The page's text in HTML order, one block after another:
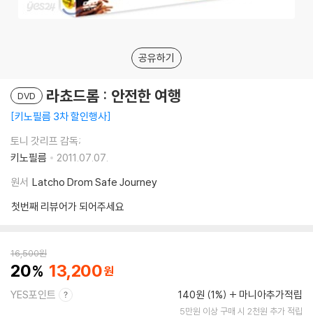
공유하기
DVD 라쵸드롬 : 안전한 여행
키노필름 3차 할인행사
토니 갓리프 감독;
키노필름
2011.07.07.
원서 Latcho Drom Safe Journey
첫번째 리뷰어가 되어주세요
16,500원
20 13,200
YES포인트 140원 (1%) 마니아추가적립
5만원 이상 구매 시 2천원 추가 적립